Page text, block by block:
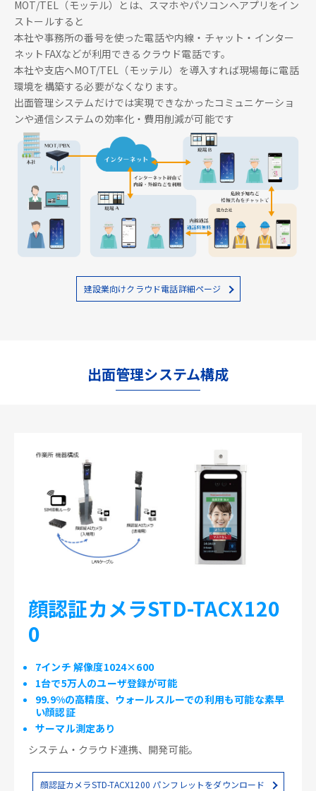
MOT/TEL（モッテル）とは、スマホやパソコンへアプリをイン
ストールすると
本社や事務所の番号を使った電話や内線・チャット・インター
ネットFAXなどが利用できるクラウド電話です。
本社や支店へMOT/TEL（モッテル）を導入すれば現場毎に電話
環境を構築する必要がなくなります。
出面管理システムだけでは実現できなかったコミュニケーショ
ンや通信システムの効率化・費用削減が可能です
建設業向けクラウド電話詳細ページ
出面管理システム構成
顔認証カメラSTD-TACX120
0
7インチ 解像度1024×600
1台で5万人のユーザ登録が可能
99.9%の高精度、ウォールスルーでの利用も可能な素早
い顔認証
サーマル測定あり
システム・クラウド連携、開発可能。
顔認証カメラSTD-TACX1200 パンフレットをダウンロード